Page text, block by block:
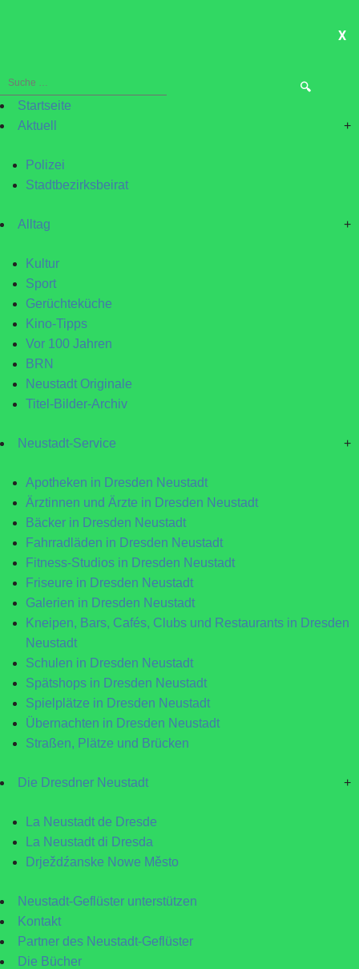
X
Suche
nach:Startseite
Aktuell
+
Polizei
Stadtbezirksbeirat
Alltag +
Kultur
Sport
Gerüchteküche
Kino-Tipps
Vor 100 Jahren
BRN
Neustadt Originale
Titel-Bilder-Archiv
Neustadt-Service +
Apotheken in Dresden Neustadt
Ärztinnen und Ärzte in Dresden Neustadt
Bäcker in Dresden Neustadt
Fahrradläden in Dresden Neustadt
Fitness-Studios in Dresden Neustadt
Friseure in Dresden Neustadt
Galerien in Dresden Neustadt
Kneipen, Bars, Cafés, Clubs und Restaurants in Dresden
Neustadt
Schulen in Dresden Neustadt
Spätshops in Dresden Neustadt
Spielplätze in Dresden Neustadt
Übernachten in Dresden Neustadt
Straßen, Plätze und Brücken
Die Dresdner Neustadt +
La Neustadt de Dresde
La Neustadt di Dresda
Drježdźanske Nowe Město
Neustadt-Geflüster unterstützen
Kontakt
Partner des Neustadt-Geflüster
Die Bücher